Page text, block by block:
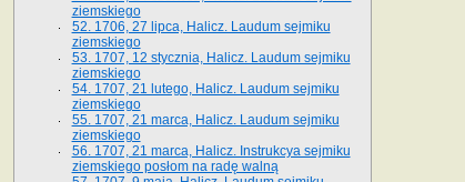
ziemskiego
52. 1706, 27 lipca, Halicz. Laudum sejmiku
ziemskiego
53. 1707, 12 stycznia, Halicz. Laudum sejmiku
ziemskiego
54. 1707, 21 lutego, Halicz. Laudum sejmiku
ziemskiego
55. 1707, 21 marca, Halicz. Laudum sejmiku
ziemskiego
56. 1707, 21 marca, Halicz. Instrukcya sejmiku
ziemskiego posłom na radę walną